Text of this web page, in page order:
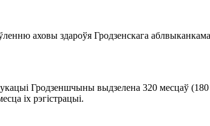
аховы здароўя Гродзенскага
Гродзеншчыны выдзелена 320 месцаў
іх рэгістрацыі.